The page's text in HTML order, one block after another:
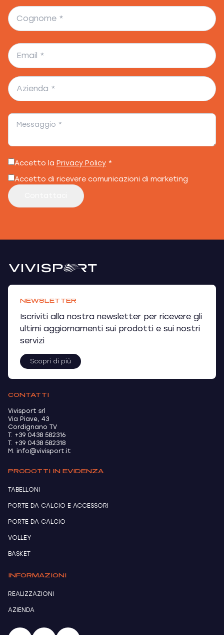
Accetto la Privacy Policy *
Accetto di ricevere comunicazioni di marketing
NEWSLETTER
Iscriviti alla nostra newsletter per ricevere gli
ultimi aggiornamenti sui prodotti e sui nostri
servizi
Scopri di più
CONTATTI
Vivisport srl
Via Piave, 43
Cordignano TV
T. +39 0438 582316
T. +39 0438 582318
M. info@vivisport.it
PRODOTTI IN EVIDENZA
TABELLONI
PORTE DA CALCIO E ACCESSORI
PORTE DA CALCIO
VOLLEY
BASKET
INFORMAZIONI
REALIZZAZIONI
AZIENDA